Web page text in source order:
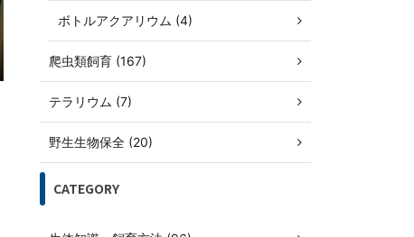
ボトルアクアリウム (4)
爬虫類飼育 (167)
テラリウム (7)
野生生物保全 (20)
CATEGORY